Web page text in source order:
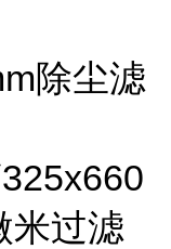
除尘滤
米过滤